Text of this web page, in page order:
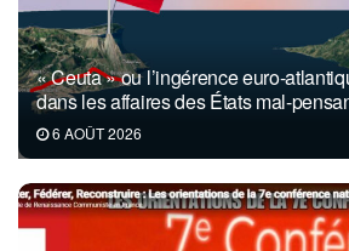
« Ceuta » ou l’ingérence euro-
dans les affaires des États mal-
6 AOÛT 2026